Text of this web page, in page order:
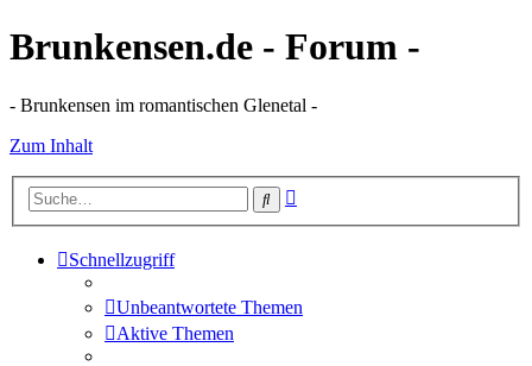
Brunkensen.de - Forum -
- Brunkensen im romantischen Glenetal -
Zum Inhalt
Suche
Schnellzugriff
Unbeantwortete Themen
Aktive Themen